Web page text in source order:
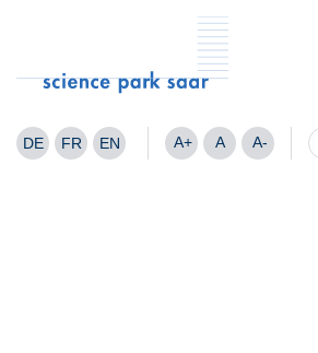
DE FR EN A+ A A-